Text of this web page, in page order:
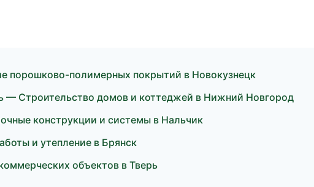
порошково-полимерных покрытий в Новокузнецк
— Строительство домов и коттеджей в Нижний Новгород
конструкции и системы в Нальчик
и утепление в Брянск
объектов в Тверь